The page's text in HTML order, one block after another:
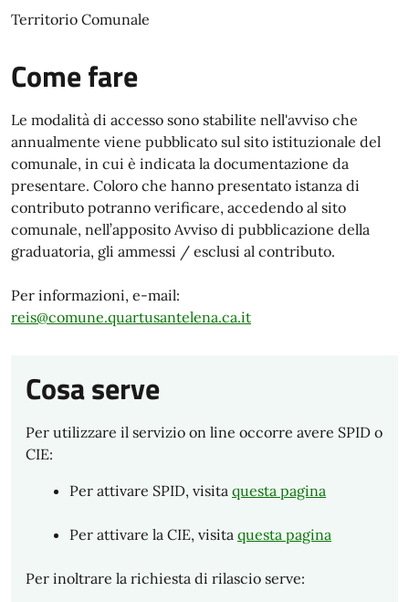
Territorio Comunale
Come fare
Le modalità di accesso sono stabilite nell'avviso che
annualmente viene pubblicato sul sito istituzionale del
comunale, in cui è indicata la documentazione da
presentare. Coloro che hanno presentato istanza di
contributo potranno verificare, accedendo al sito
comunale, nell’apposito Avviso di pubblicazione della
graduatoria, gli ammessi / esclusi al contributo.
Per informazioni, e-mail:
reis@comune.quartusantelena.ca.it
Cosa serve
Per utilizzare il servizio on line occorre avere SPID o
CIE:
Per attivare SPID, visita questa pagina
Per attivare la CIE, visita questa pagina
Per inoltrare la richiesta di rilascio serve: